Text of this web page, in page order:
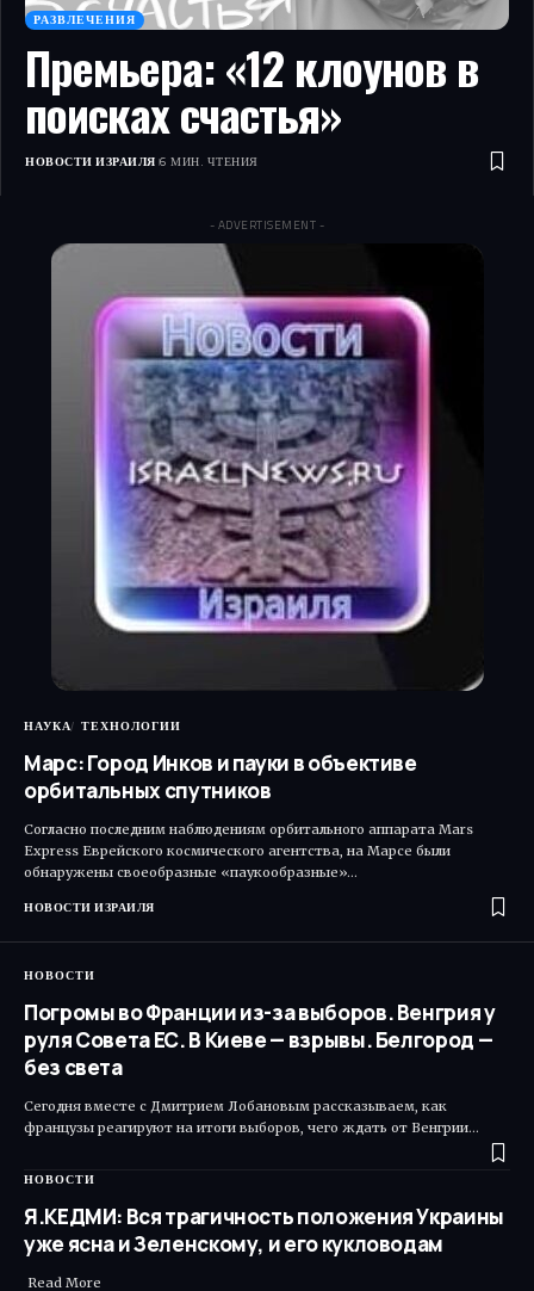
РАЗВЛЕЧЕНИЯ
Премьера: «12 клоунов в
поисках счастья»
НОВОСТИ ИЗРАИЛЯ 6 МИН. ЧТЕНИЯ
- ADVERTISEMENT -
НАУКА ТЕХНОЛОГИИ
Марс: Город Инков и пауки в объективе
орбитальных спутников
Согласно последним наблюдениям орбитального аппарата Mars
Express Еврейского космического агентства, на Марсе были
обнаружены своеобразные «паукообразные»…
НОВОСТИ ИЗРАИЛЯ
НОВОСТИ
Погромы во Франции из-за выборов. Венгрия у
руля Совета ЕС. В Киеве — взрывы. Белгород —
без света
Сегодня вместе с Дмитрием Лобановым рассказываем, как
французы реагируют на итоги выборов, чего ждать от Венгрии…
НОВОСТИ
Я.КЕДМИ: Вся трагичность положения Украины
уже ясна и Зеленскому, и его кукловодам
Read More ​